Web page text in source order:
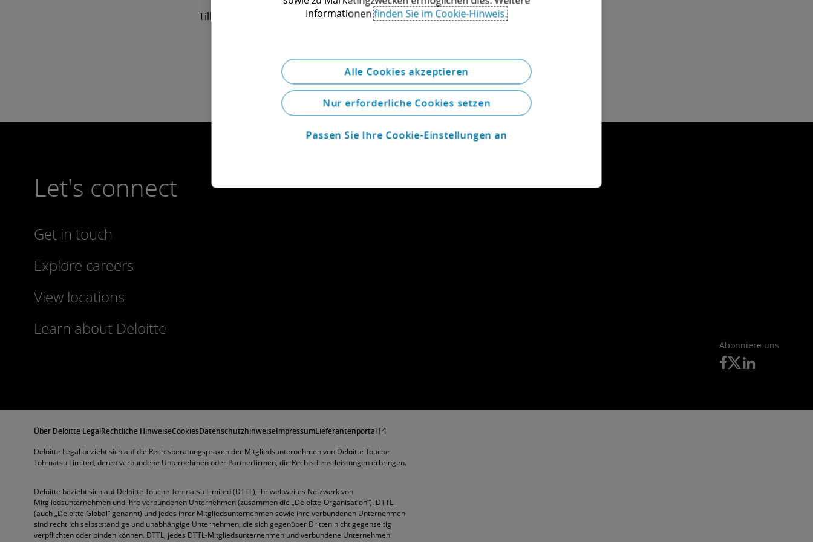
Till Vornam spricht Deutsch und Englisch.
Let's connect
Get in touch
Explore careers
View locations
Learn about Deloitte
Abonniere uns
Über Deloitte LegalRechtliche HinweiseCookiesDatenschutzhinweiseImpressumLieferantenportal
Deloitte Legal bezieht sich auf die Rechtsberatungspraxen der Mitgliedsunternehmen von Deloitte Touche
Tohmatsu Limited, deren verbundene Unternehmen oder Partnerfirmen, die Rechtsdienstleistungen erbringen.
Deloitte bezieht sich auf Deloitte Touche Tohmatsu Limited (DTTL), ihr weltweites Netzwerk von
Mitgliedsunternehmen und ihre verbundenen Unternehmen (zusammen die „Deloitte-Organisation“). DTTL
(auch „Deloitte Global“ genannt) und jedes ihrer Mitgliedsunternehmen sowie ihre verbundenen Unternehmen
sind rechtlich selbstständige und unabhängige Unternehmen, die sich gegenüber Dritten nicht gegenseitig
verpflichten oder binden können. DTTL, jedes DTTL-Mitgliedsunternehmen und verbundene Unternehmen
Informationenfinden Sie im Cookie-Hinweis.
Alle Cookies akzeptieren
Nur erforderliche Cookies setzen
Passen Sie Ihre Cookie-Einstellungen an